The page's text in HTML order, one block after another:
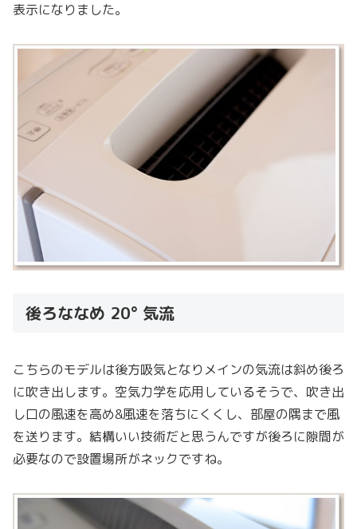
表示になりました。
後ろななめ 20° 気流
こちらのモデルは後方吸気となりメインの気流は斜め後ろ
に吹き出します。空気力学を応用しているそうで、吹き出
し口の風速を高め&風速を落ちにくくし、部屋の隅まで風
を送ります。結構いい技術だと思うんですが後ろに隙間が
必要なので設置場所がネックですね。